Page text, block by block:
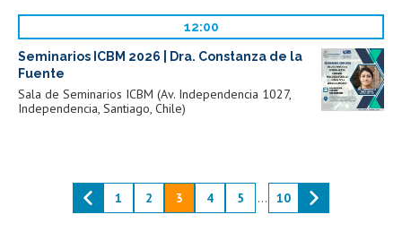
12:00
Seminarios ICBM 2026 | Dra. Constanza de la
Fuente
Sala de Seminarios ICBM (Av. Independencia 1027,
Independencia, Santiago, Chile)
1 2 3 4 5 ... 10